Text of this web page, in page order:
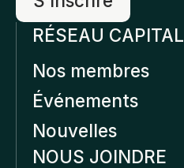
RÉSEAU CAPITAL
Nos membres
Événements
Nouvelles
NOUS JOINDRE